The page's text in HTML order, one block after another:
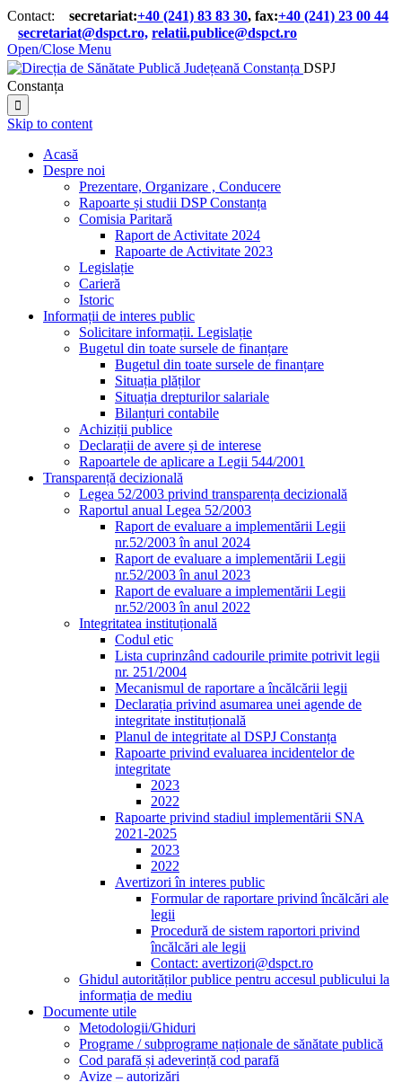
Contact: secretariat:+40 (241) 83 83 30, fax:+40 (241) 23 00 44
secretariat@dspct.ro, relatii.publice@dspct.ro
Open/Close Menu
DSPJ
Constanța

Skip to content
Acasă
Despre noi
Prezentare, Organizare , Conducere
Rapoarte și studii DSP Constanța
Comisia Paritară
Raport de Activitate 2024
Rapoarte de Activitate 2023
Legislație
Carieră
Istoric
Informații de interes public
Solicitare informații. Legislație
Bugetul din toate sursele de finanțare
Bugetul din toate sursele de finanțare
Situația plăților
Situația drepturilor salariale
Bilanțuri contabile
Achiziții publice
Declarații de avere și de interese
Rapoartele de aplicare a Legii 544/2001
Transparență decizională
Legea 52/2003 privind transparența decizională
Raportul anual Legea 52/2003
Raport de evaluare a implementării Legii
nr.52/2003 în anul 2024
Raport de evaluare a implementării Legii
nr.52/2003 în anul 2023
Raport de evaluare a implementării Legii
nr.52/2003 în anul 2022
Integritatea instituțională
Codul etic
Lista cuprinzând cadourile primite potrivit legii
nr. 251/2004
Mecanismul de raportare a încălcării legii
Declarația privind asumarea unei agende de
integritate instituțională
Planul de integritate al DSPJ Constanța
Rapoarte privind evaluarea incidentelor de
integritate
2023
2022
Rapoarte privind stadiul implementării SNA
2021-2025
2023
2022
Avertizori în interes public
Formular de raportare privind încălcări ale
legii
Procedură de sistem raportori privind
încălcări ale legii
Contact: avertizori@dspct.ro
Ghidul autorităților publice pentru accesul publicului la
informația de mediu
Documente utile
Metodologii/Ghiduri
Programe / subprograme naționale de sănătate publică
Cod parafă și adeverință cod parafă
Avize – autorizări